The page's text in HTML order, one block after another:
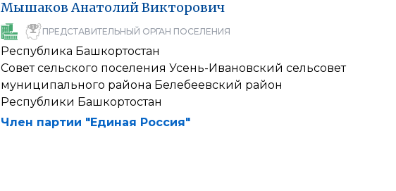
Мышаков АнатолийВикторович
ПРЕДСТАВИТЕЛЬНЫЙ ОРГАН ПОСЕЛЕНИЯ
Республика Башкортостан
Совет сельского поселения Усень-Ивановский сельсовет
муниципального района Белебеевский район
Республики Башкортостан
Член партии "Единая Россия"